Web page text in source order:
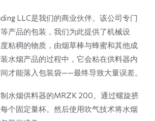
LLC是我们的商业伙伴。该公司专门
产品的包装，我们为此提供了机械设
粘稠的物质，由烟草棒与蜂蜜和其他成
水烟产品的过程中，它会粘在供料器内
才能落入包装袋——最终导致大量误差。
水烟供料器的MRZK 200。通过螺旋挤
个固定量杯。然后使用吹气技术将水烟